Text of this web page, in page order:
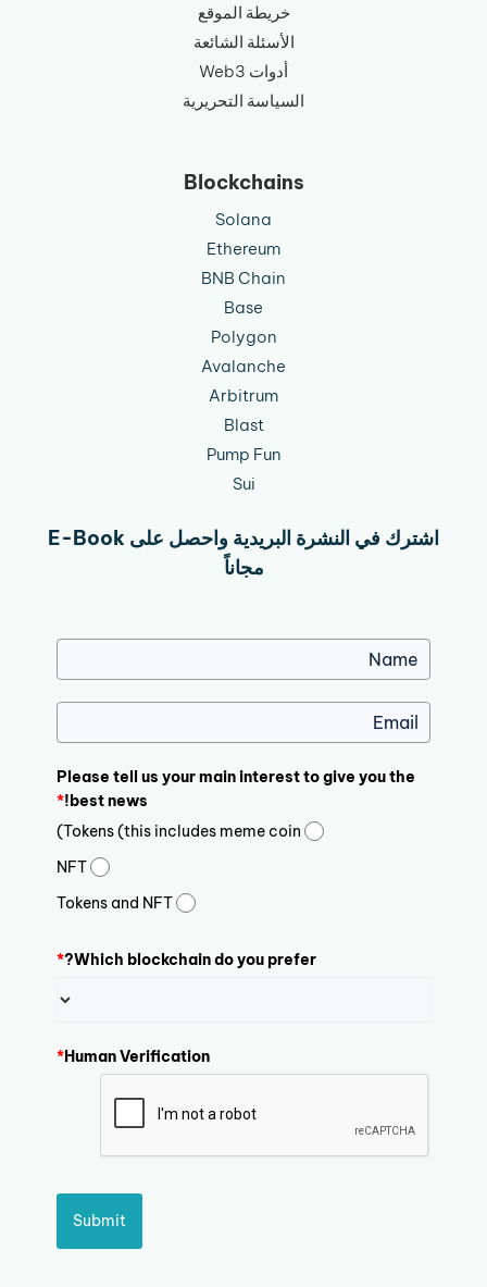
خريطة الموقع
الأسئلة الشائعة
أدوات Web3
السياسة التحريرية
Blockchains
Solana
Ethereum
BNB Chain
Base
Polygon
Avalanche
Arbitrum
Blast
Pump Fun
Sui
اشترك في النشرة البريدية واحصل على E-Book
مجاناً
Please tell us your main interest to give you the
best news!
*
Tokens (this includes meme coin)
NFT
Tokens and NFT
Which blockchain do you prefer?
*
Human Verification
*
Submit